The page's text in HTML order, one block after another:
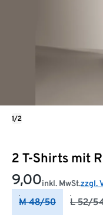
2 T-Shirts mit
9,00inkl. MwSt.zzgl.
M 48/50 L 52/
1/2